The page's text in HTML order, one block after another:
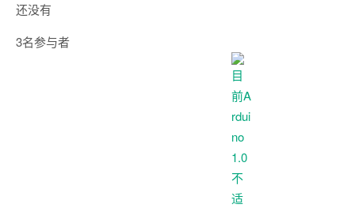
还没有
3名参与者